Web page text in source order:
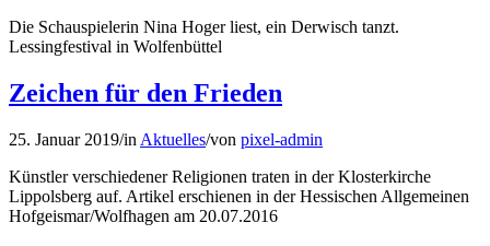
Die Schauspielerin Nina Hoger liest, ein Derwisch tanzt.
Lessingfestival in Wolfenbüttel
Zeichen für den Frieden
25. Januar 2019/in Aktuelles/von pixel-admin
Künstler verschiedener Religionen traten in der Klosterkirche
Lippolsberg auf. Artikel erschienen in der Hessischen Allgemeinen
Hofgeismar/Wolfhagen am 20.07.2016